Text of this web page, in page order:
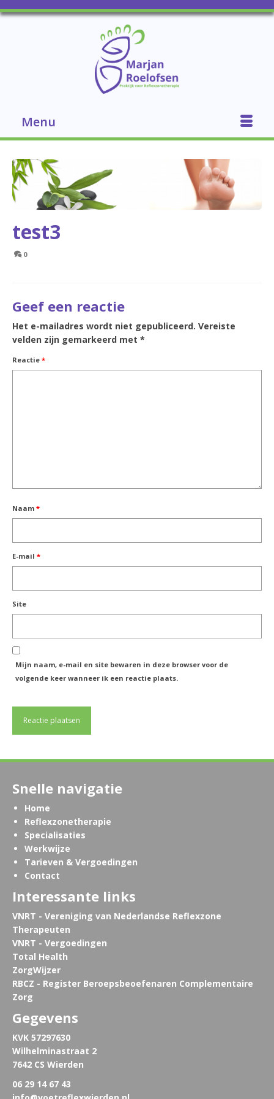
Menu
test3
0
Geef een reactie
Het e-mailadres wordt niet gepubliceerd. Vereiste
velden zijn gemarkeerd met *
Reactie *
Naam *
E-mail *
Site
Mijn naam, e-mail en site bewaren in deze browser voor de
volgende keer wanneer ik een reactie plaats.
Snelle navigatie
Home
Reflexzonetherapie
Specialisaties
Werkwijze
Tarieven & Vergoedingen
Contact
Interessante links
VNRT - Vereniging van Nederlandse Reflexzone
Therapeuten
VNRT - Vergoedingen
Total Health
ZorgWijzer
RBCZ - Register Beroepsbeoefenaren Complementaire
Zorg
Gegevens
KVK 57297630
Wilhelminastraat 2
7642 CS Wierden
06 29 14 67 43